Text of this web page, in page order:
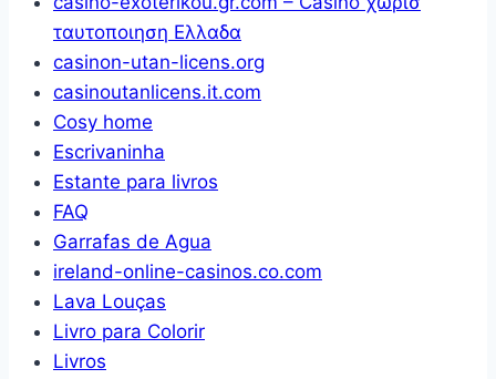
ταυτοποιηση Ελλαδα
casinon-utan-licens.org
casinoutanlicens.it.com
Cosy home
Escrivaninha
Estante para livros
FAQ
Garrafas de Agua
ireland-online-casinos.co.com
Lava Louças
Livro para Colorir
Livros